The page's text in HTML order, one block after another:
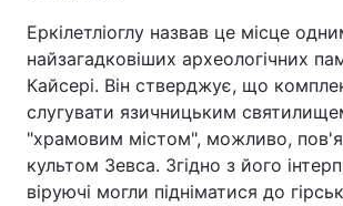
Еркілетліоглу назвав це місце
найзагадковіших археологічних
Кайсері. Він стверджує, що
слугувати язичницьким
"храмовим містом", можливо,
культом Зевса. Згідно з його
віруючі могли підніматися до